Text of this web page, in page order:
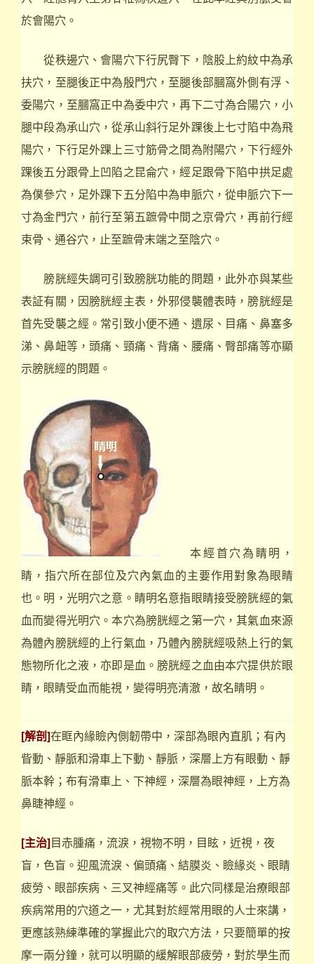
於會陽穴。
從秩邊穴、會陽穴下行尻臀下，陰股上約紋中為承
扶穴，至腿後正中為殷門穴，至腿後部膕窩外側有浮、
委陽穴，至膕窩正中為委中穴，再下二寸為合陽穴，小
腿中段為承山穴，從承山斜行足外踝後上七寸陷中為飛
陽穴，下行足外踝上三寸筋骨之間為附陽穴，下行經外
踝後五分跟骨上凹陷之昆侖穴，經足跟骨下陷中拱足處
為僕參穴，足外踝下五分陷中為申脈穴，從申脈穴下一
寸為金門穴，前行至第五蹠骨中間之京骨穴，再前行經
束骨、通谷穴，止至蹠骨末端之至陰穴。
膀胱經失調可引致膀胱功能的問題，此外亦與某些
表証有關，因膀胱經主表，外邪侵襲體表時，膀胱經是
首先受襲之經。常引致小便不通、遺尿、目痛、鼻塞多
涕、鼻衄等，頭痛、頸痛、背痛、腰痛、臀部痛等亦顯
示膀胱經的問題。
本經首穴為睛明，
睛，指穴所在部位及穴內氣血的主要作用對象為眼睛
也。明，光明穴之意。睛明名意指眼睛接受膀胱經的氣
血而變得光明穴。本穴為膀胱經之第一穴，其氣血來源
為體內膀胱經的上行氣血，乃體內膀胱經吸熱上行的氣
態物所化之液，亦即是血。膀胱經之血由本穴提供於眼
睛，眼睛受血而能視，變得明亮清澈，故名睛明。
[解剖]在眶內緣瞼內側韌帶中，深部為眼內直肌；有內
眥動、靜脈和滑車上下動、靜脈，深層上方有眼動、靜
脈本幹；布有滑車上、下神經，深層為眼神經，上方為
鼻睫神經。
[主治]目赤腫痛，流淚，視物不明，目眩，近視，夜
盲，色盲。迎風流淚、偏頭痛、結膜炎、瞼緣炎、眼睛
疲勞、眼部疾病、三叉神經痛等。此穴同樣是治療眼部
疾病常用的穴道之一，尤其對於經常用眼的人士來講，
更應該熟練準確的掌握此穴的取穴方法，只要簡單的按
摩一兩分鐘，就可以明顯的緩解眼部疲勞，對於學生而